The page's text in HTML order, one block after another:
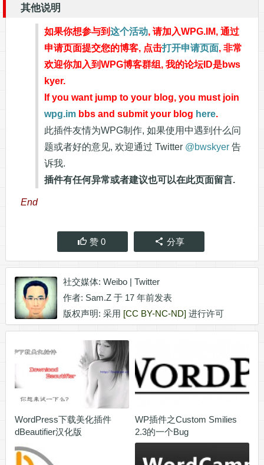
其他说明
如果你想参与到这个活动, 请加入WPG.IM, 通过
申请页面提交您的博客, 点击打开申请页面, 非常
欢迎你加入到WPG博客群组, 我的论坛ID是bws
kyer.
If you want jump to your blog, you must join
wpg.imbbs and submit your blog here.
此插件友情为WPG制作, 如果使用中遇到什么问
题或者好的意见, 欢迎通过 Twitter @bwskyer告
诉我.
插件有任何异常或者建议也可以在此页面留言.
End
赞 0 分享
社交媒体: Weibo| Twitter
作者: Sam.Z于 17 年前发表
版权声明: 采用 [CC BY-NC-ND] 进行许可
WordPress下载美化插件
dBeautifier汉化版
WP插件之Custom Smilies
2.3的一个Bug